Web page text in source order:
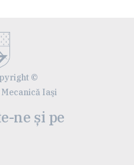
©
Iaşi
ne și pe